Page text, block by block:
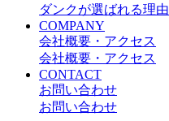
ダンクが選ばれる理由
COMPANY
会社概要・アクセス
会社概要・アクセス
CONTACT
お問い合わせ
お問い合わせ